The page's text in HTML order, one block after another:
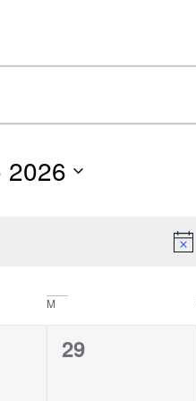
2026
M
0
29